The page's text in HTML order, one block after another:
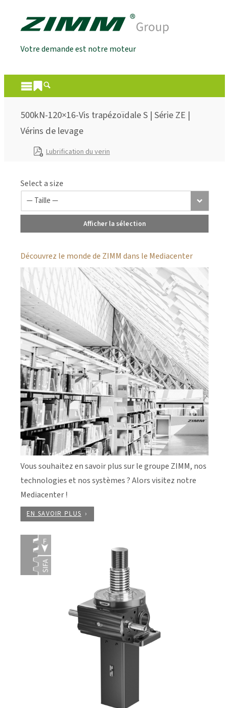
Votre demande est notre moteur
500kN-120×16-Vis trapézoïdale S | Série ZE |
Vérins de levage
Lubrification du verin
Select a size
Afficher la sélection
Découvrez le monde de ZIMM dans le Mediacenter
Vous souhaitez en savoir plus sur le groupe ZIMM, nos
technologies et nos systèmes ? Alors visitez notre
Mediacenter !
EN SAVOIR PLUS